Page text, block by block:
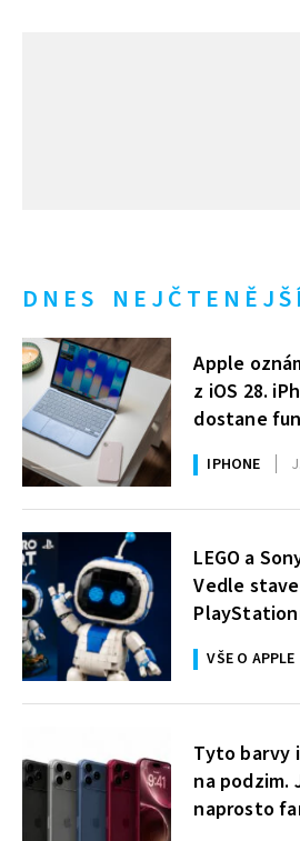
DNES
Apple
z iOS 28.
dostane
uživatelé
IPHONE
LEGO a
Vedle
i legendární
zdarma
VŠE O APPLE
Tyto barvy
na podzim.
naprosto